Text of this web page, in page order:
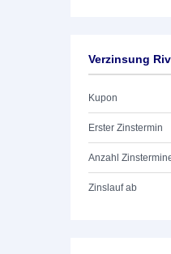
Verzinsung
Kupon
Erster Zinstermin
Anzahl
Zinslauf ab